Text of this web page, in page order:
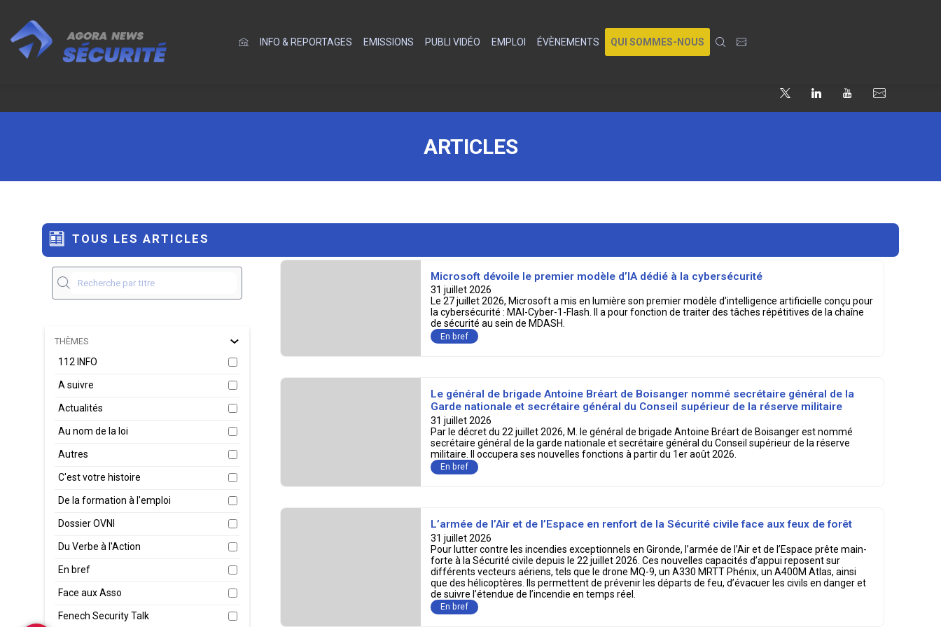
INFO & REPORTAGES EMISSIONS PUBLI VIDÉO EMPLOI ÉVÈNEMENTS QUI SOMMES-NOUS
ARTICLES
TOUS LES ARTICLES
THÈMES
112 INFO
A suivre
Actualités
Au nom de la loi
Autres
C'est votre histoire
De la formation à l'emploi
Dossier OVNI
Du Verbe à l'Action
En bref
Face aux Asso
Fenech Security Talk
Microsoft dévoile le premier modèle d’IA dédié à la cybersécurité
31 juillet 2026
Le 27 juillet 2026, Microsoft a mis en lumière son premier modèle d’intelligence artificielle conçu pour
la cybersécurité : MAI-Cyber-1-Flash. Il a pour fonction de traiter des tâches répétitives de la chaîne
En bref
Le général de brigade Antoine Bréart de Boisanger nommé secrétaire général de la
Garde nationale et secrétaire général du Conseil supérieur de la réserve militaire
31 juillet 2026
Par le décret du 22 juillet 2026, M. le général de brigade Antoine Bréart de Boisanger est nommé
secrétaire général de la garde nationale et secrétaire général du Conseil supérieur de la réserve
militaire. Il occupera ses nouvelles fonctions à partir du 1er août 2026.
En bref
L’armée de l’Air et de l’Espace en renfort de la Sécurité civile face aux feux de forêt
31 juillet 2026
Pour lutter contre les incendies exceptionnels en Gironde, l’armée de l’Air et de l’Espace prête main-
forte à la Sécurité civile depuis le 22 juillet 2026. Ces nouvelles capacités d’appui reposent sur
différents vecteurs aériens, tels que le drone MQ-9, un A330 MRTT Phénix, un A400M Atlas, ainsi
que des hélicoptères. Ils permettent de prévenir les départs de feu, d’évacuer les civils en danger et
de suivre l’étendue de l’incendie en temps réel.
En bref